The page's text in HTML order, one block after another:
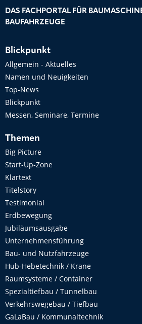
DAS FACHPORTAL FÜR
BAUFAHRZEUGE
Blickpunkt
Allgemein - Aktuelles
Namen und Neuigkeiten
Top-News
Blickpunkt
Messen, Seminare, Termine
Themen
Big Picture
Start-Up-Zone
Klartext
Titelstory
Testimonial
Erdbewegung
Jubiläumsausgabe
Unternehmensführung
Bau- und Nutzfahrzeuge
Hub-Hebetechnik / Krane
Raumsysteme / Container
Spezialtiefbau / Tunnelbau
Verkehrswegebau / Tiefbau
GaLaBau / Kommunaltechnik